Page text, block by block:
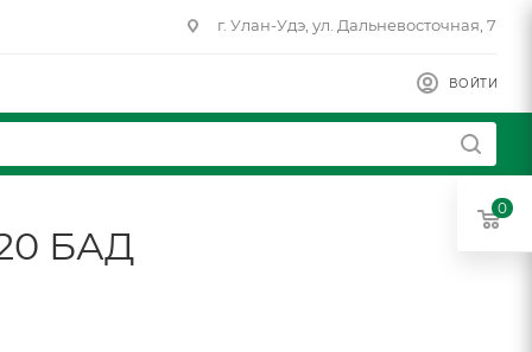
г. Улан-Удэ, ул. Дальневосточная, 7
ВОЙТИ
БАД
0